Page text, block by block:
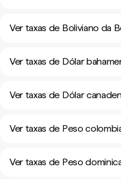
Ver taxas de Boliviano da
Ver taxas de Dólar
Ver taxas de Dólar
Ver taxas de Peso
Ver taxas de Peso